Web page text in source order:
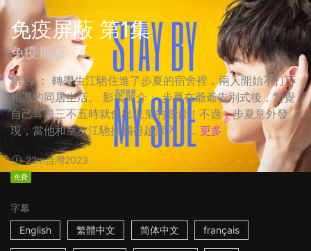
免疫屏蔽 第1集
免疫屏蔽
第1集： 轉學生江馳住進了步夏的宿舍裡，兩人開始不打不
相識的同居生活。 影集簡介： 步夏在爺爺告別式後，驚覺
自己耳邊三不五時就會出現鬼的聲音！不過，步夏意外發
現，當他和室友江馳接觸得越深入，... 更多
22m台灣2023
免費
字幕
English
繁體中文 简体中文 français